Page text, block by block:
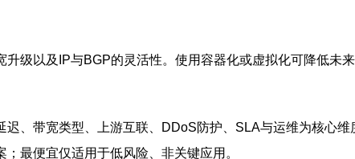
级以及IP与BGP的灵活性。使用容器化或虚拟化可降低未
迟、带宽类型、上游互联、DDoS防护、SLA与运维为核心
最便宜仅适用于低风险、非关键应用。